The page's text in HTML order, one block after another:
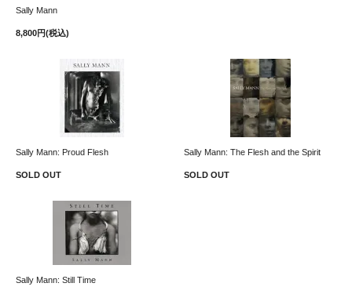
Sally Mann
8,800円(税込)
Sally Mann: Proud Flesh
SOLD OUT
Sally Mann: The Flesh and the Spirit
SOLD OUT
Sally Mann: Still Time